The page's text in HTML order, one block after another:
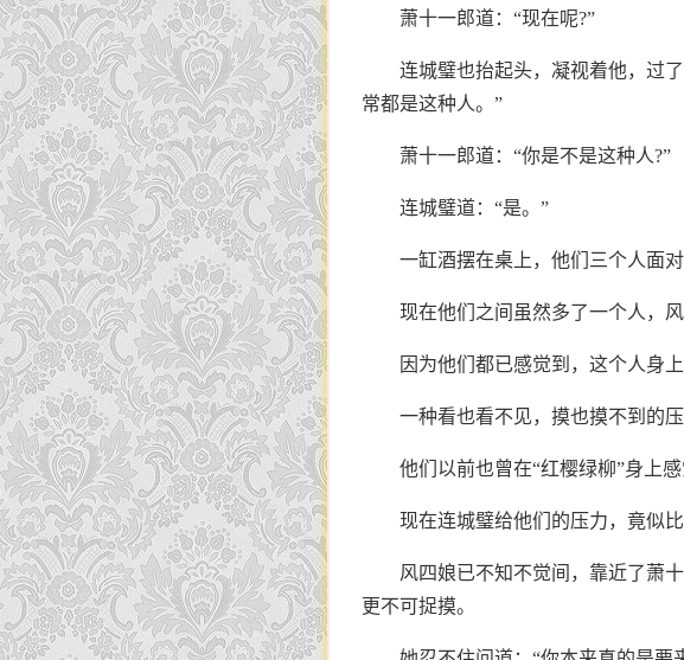
萧十一郎道：“现在呢?”
连城璧也抬起头，凝视着他，过
常都是这种人。”
萧十一郎道：“你是不是这种人?”
连城璧道：“是。”
一缸酒摆在桌上，他们三个人面对
现在他们之间虽然多了一个人，
因为他们都已感觉到，这个人身
一种看也看不见，摸也摸不到的
他们以前也曾在“红樱绿柳”身上
现在连城璧给他们的压力，竟似比
风四娘已不知不觉间，靠近了萧
更不可捉摸。